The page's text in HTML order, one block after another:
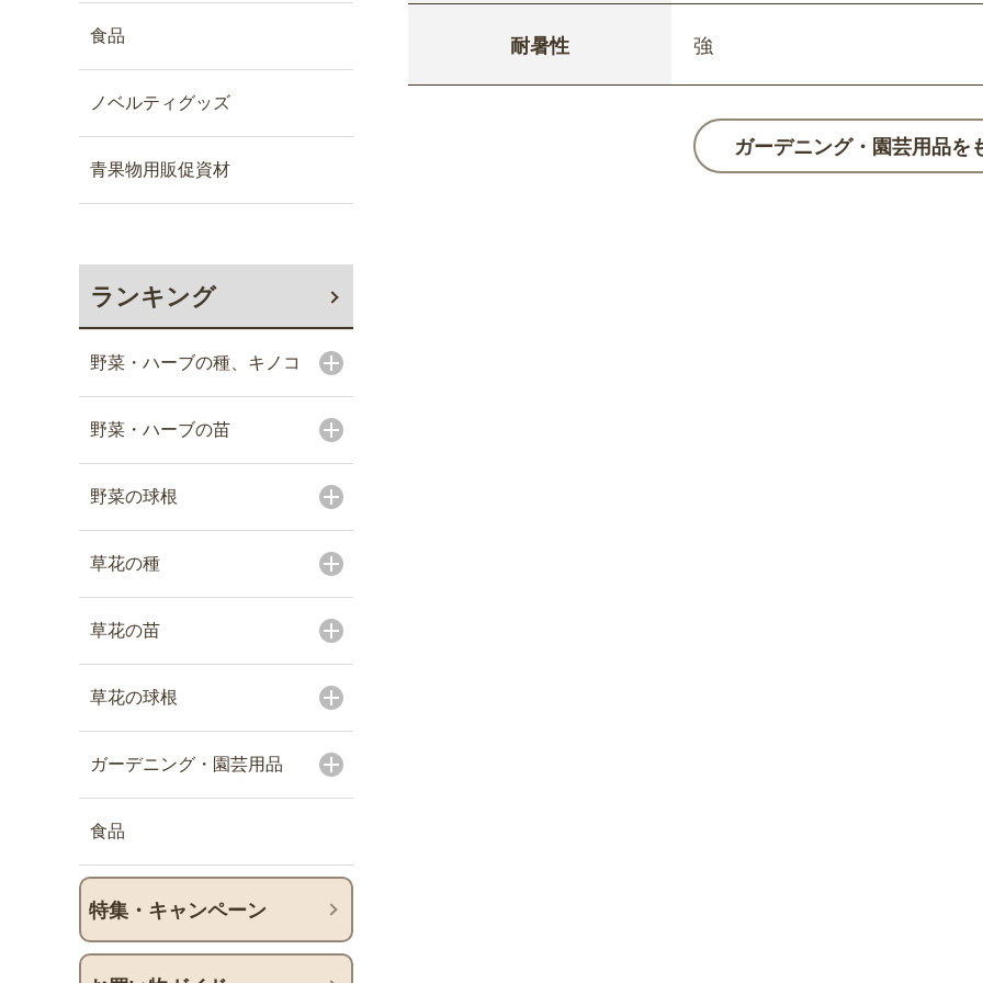
食品
ノベルティグッズ
青果物用販促資材
ランキング
野菜・ハーブの種、キノコ
野菜・ハーブの苗
野菜の球根
草花の種
草花の苗
草花の球根
ガーデニング・園芸用品
食品
特集・キャンペーン
耐暑性 強
ガーデニング・園芸用品を